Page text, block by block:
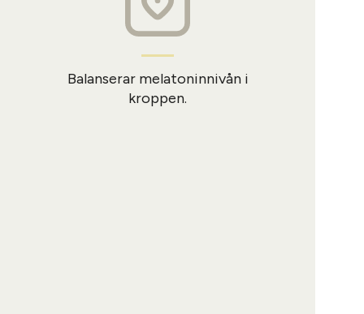
Balanserar melatoninnivån i
kroppen.